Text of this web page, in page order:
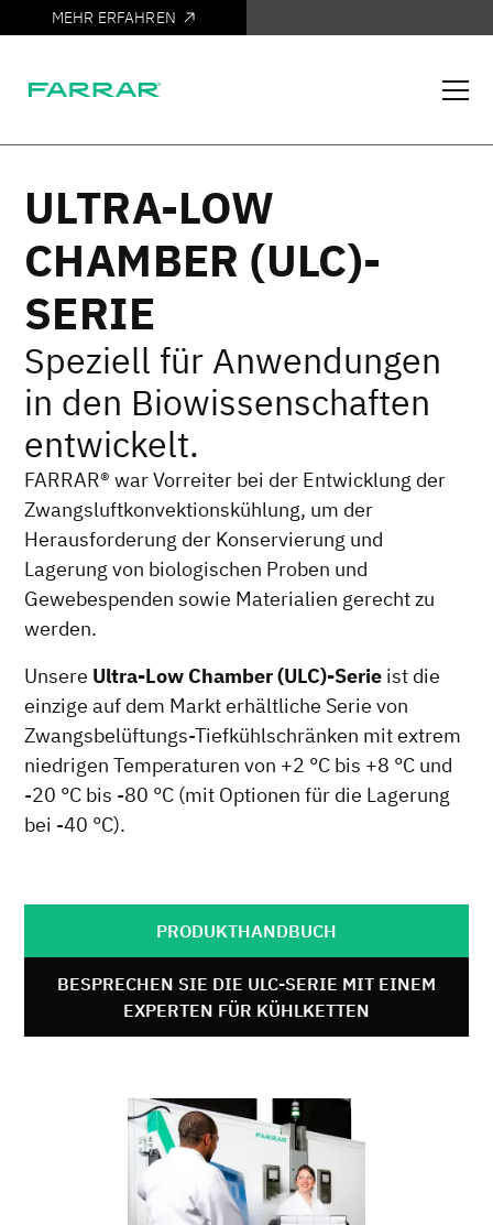
ES IST DA
MEHR ERFAHREN
ULTRA-LOW
CHAMBER (ULC)-
SERIE
Speziell für Anwendungen
in den Biowissenschaften
entwickelt.
FARRAR® war Vorreiter bei der Entwicklung der
Zwangsluftkonvektionskühlung, um der
Herausforderung der Konservierung und
Lagerung von biologischen Proben und
Gewebespenden sowie Materialien gerecht zu
werden.
Unsere Ultra-Low Chamber (ULC)-Serie ist die
einzige auf dem Markt erhältliche Serie von
Zwangsbelüftungs-Tiefkühlschränken mit extrem
niedrigen Temperaturen von +2 °C bis +8 °C und
-20 °C bis -80 °C (mit Optionen für die Lagerung
bei -40 °C).
PRODUKTHANDBUCH
BESPRECHEN SIE DIE ULC-SERIE MIT EINEM
EXPERTEN FÜR KÜHLKETTEN